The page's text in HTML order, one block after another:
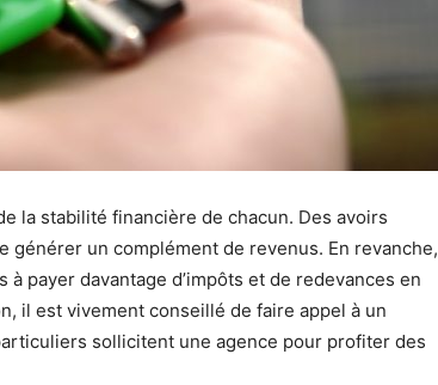
la stabilité financière de chacun. Des avoirs
un complément de revenus. En revanche,
payer davantage d’impôts et de redevances en
il est vivement conseillé de faire appel à un
sollicitent une agence pour profiter des